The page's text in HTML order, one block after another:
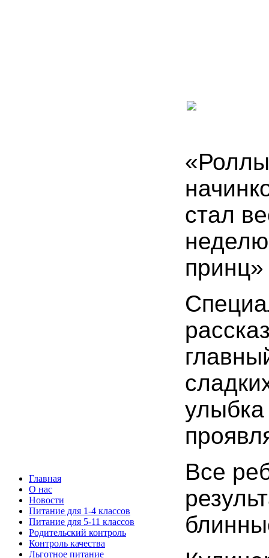
Главная
О нас
Новости
Питание для 1-4 классов
Питание для 5-11 классов
Родительский контроль
Контроль качества
Льготное питание
стал
Все